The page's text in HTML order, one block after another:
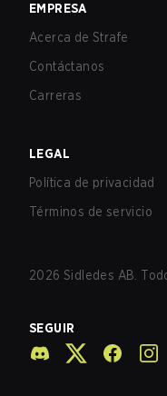
EMPRESA
Acerca de Strafe
Contáctanos
Carreras
LEGAL
Política de privacidad
Términos de servicio
2026 Sidledes AB.
SEGUIR